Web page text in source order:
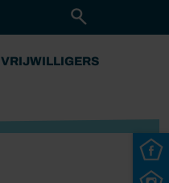
VRIJWILLIGERS